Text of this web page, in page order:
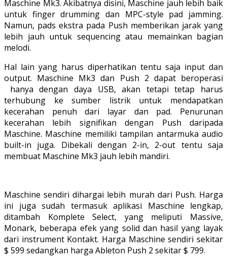
Maschine Mk3. Akibatnya disini, Maschine jauh lebih baik
untuk finger drumming dan MPC-style pad jamming.
Namun, pads ekstra pada Push memberikan jarak yang
lebih jauh untuk sequencing atau memainkan bagian
melodi.
Hal lain yang harus diperhatikan tentu saja input dan
output. Maschine Mk3 dan Push 2 dapat beroperasi
hanya dengan daya USB, akan tetapi tetap harus
terhubung ke sumber listrik untuk mendapatkan
kecerahan penuh dari layar dan pad. Penurunan
kecerahan lebih signifikan dengan Push daripada
Maschine. Maschine memiliki tampilan antarmuka audio
built-in juga. Dibekali dengan 2-in, 2-out tentu saja
membuat Maschine Mk3 jauh lebih mandiri.
Maschine sendiri dihargai lebih murah dari Push. Harga
ini juga sudah termasuk aplikasi Maschine lengkap,
ditambah Komplete Select, yang meliputi Massive,
Monark, beberapa efek yang solid dan hasil yang layak
dari instrument Kontakt. Harga Maschine sendiri sekitar
$ 599 sedangkan harga Ableton Push 2 sekitar $ 799.